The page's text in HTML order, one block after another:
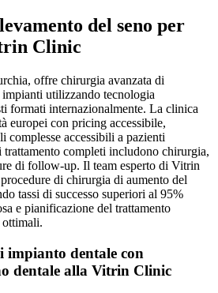
del seno per
Clinic
offre chirurgia avanzata di
utilizzando tecnologia
formati internazionalmente. La clinica
europei con pricing accessibile,
complesse accessibili a pazienti
completi includono chirurgia,
di follow-up. Il team esperto di Vitrin
di chirurgia di aumento del
tassi di successo superiori al 95%
e pianificazione del trattamento
ottimali.
impianto dentale con
dentale alla Vitrin Clinic